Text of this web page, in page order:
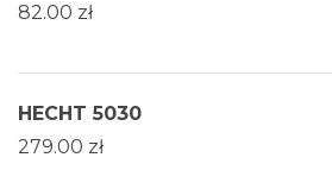
82.00 zł
HECHT 5030
279.00 zł